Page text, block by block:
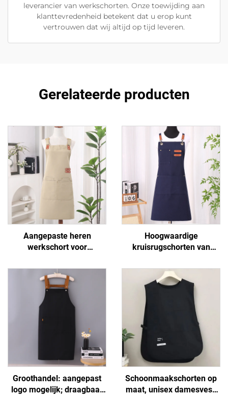
leverancier van werkschorten. Onze toewijding aan
klanttevredenheid betekent dat u erop kunt
vertrouwen dat wij altijd op tijd leveren.
Gerelateerde producten
Aangepaste heren
werkschort voor
van canvas, met zakken
voor BBQ
Hoogwaardige
kruisrugschorten van
vrouwen en mannen,
geschikt voor
kunstenaars, kapsalons,
barista's, koffiebars en
Groothandel: aangepast
logo mogelijk; draagbaar
Schoonmaakschorten op
maat, unisex damesvest,